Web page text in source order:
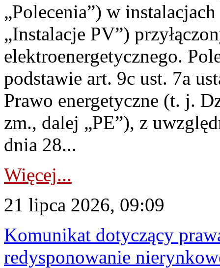
„Polecenia”) w
„Instalacje PV”)
elektroenergetycznego.
podstawie art. 9c ust. 7a
Prawo energetyczne (t. j.
zm., dalej „PE”), z
dnia 28...
Więcej...
21 lipca 2026, 09:09
Komunikat dotyczący
redysponowanie